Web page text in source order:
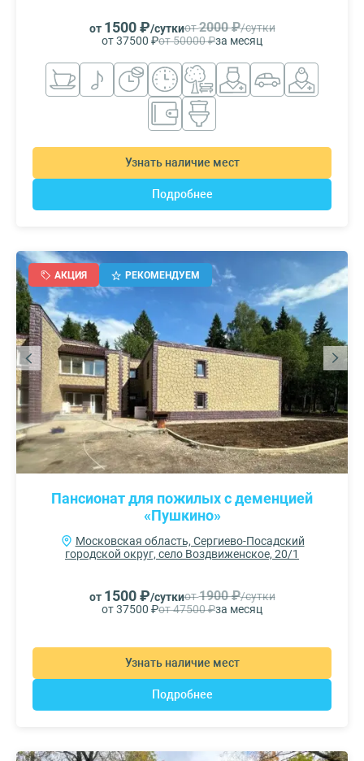
от 1500 ₽/суткиот2000 ₽/сутки
от 37500 ₽от 50000 ₽за месяц
Узнать наличие мест
Подробнее
АКЦИЯ РЕКОМЕНДУЕМ
Пансионат для пожилых с деменцией
«Пушкино»
Московская область, Сергиево-Посадский
городской округ, село Воздвиженское, 20/1
от 1500 ₽/суткиот1900 ₽/сутки
от 37500 ₽от 47500 ₽за месяц
Узнать наличие мест
Подробнее